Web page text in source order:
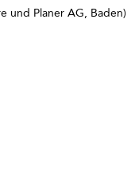
und Planer AG, Baden)